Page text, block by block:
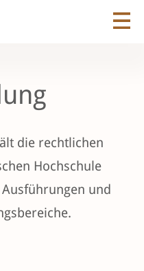
die rechtlichen
Hochschule
und